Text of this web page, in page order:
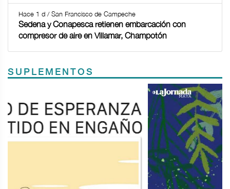
Hace 1 d / San Francisco de Campeche
Sedena y Conapesca retienen embarcación con
compresor de aire en Villamar, Champotón
SUPLEMENTOS